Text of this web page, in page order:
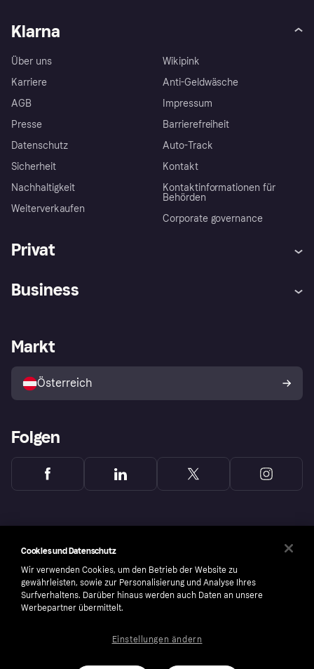
Klarna
Über uns
Karriere
AGB
Presse
Datenschutz
Sicherheit
Nachhaltigkeit
Weiterverkaufen
Wikipink
Anti-Geldwäsche
Impressum
Barrierefreiheit
Auto-Track
Kontakt
Kontaktinformationen für
Behörden
Corporate governance
Privat
Shops entdecken
Business
Händlerportal
Markt
Österreich
Folgen
Cookies und Datenschutz
Wir verwenden Cookies, um den Betrieb der Website zu
gewährleisten, sowie zur Personalisierung und Analyse Ihres
Surfverhaltens. Darüber hinaus werden auch Daten an unsere
Werbepartner übermittelt.
Einstellungen ändern